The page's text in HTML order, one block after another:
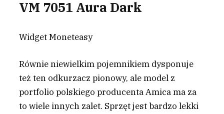
VM 7051 Aura Dark
Widget Moneteasy
Równie niewielkim pojemnikiem dysponuje
też ten odkurzacz pionowy, ale model z
portfolio polskiego producenta Amica ma za
to wiele innych zalet. Sprzęt jest bardzo lekki